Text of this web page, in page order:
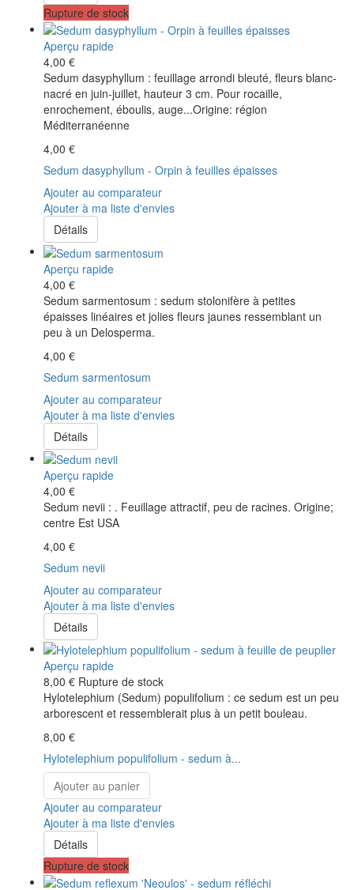
Rupture de stock
Aperçu rapide
4,00 €
Sedum dasyphyllum : feuillage arrondi bleuté, fleurs blanc-
nacré en juin-juillet, hauteur 3 cm. Pour rocaille,
enrochement, éboulis, auge...Origine: région
Méditerranéenne
4,00 €
Sedum dasyphyllum - Orpin à feuilles épaisses
Ajouter au comparateur
Ajouter à ma liste d'envies
Détails
Aperçu rapide
4,00 €
Sedum sarmentosum : sedum stolonifère à petites
épaisses linéaires et jolies fleurs jaunes ressemblant un
peu à un Delosperma.
4,00 €
Sedum sarmentosum
Ajouter au comparateur
Ajouter à ma liste d'envies
Détails
Aperçu rapide
4,00 €
Sedum nevii : . Feuillage attractif, peu de racines. Origine;
centre Est USA
4,00 €
Sedum nevii
Ajouter au comparateur
Ajouter à ma liste d'envies
Détails
Aperçu rapide
8,00 € Rupture de stock
Hylotelephium (Sedum) populifolium : ce sedum est un peu
arborescent et ressemblerait plus à un petit bouleau.
8,00 €
Hylotelephium populifolium - sedum à...
Ajouter au panier
Ajouter au comparateur
Ajouter à ma liste d'envies
Détails
Rupture de stock